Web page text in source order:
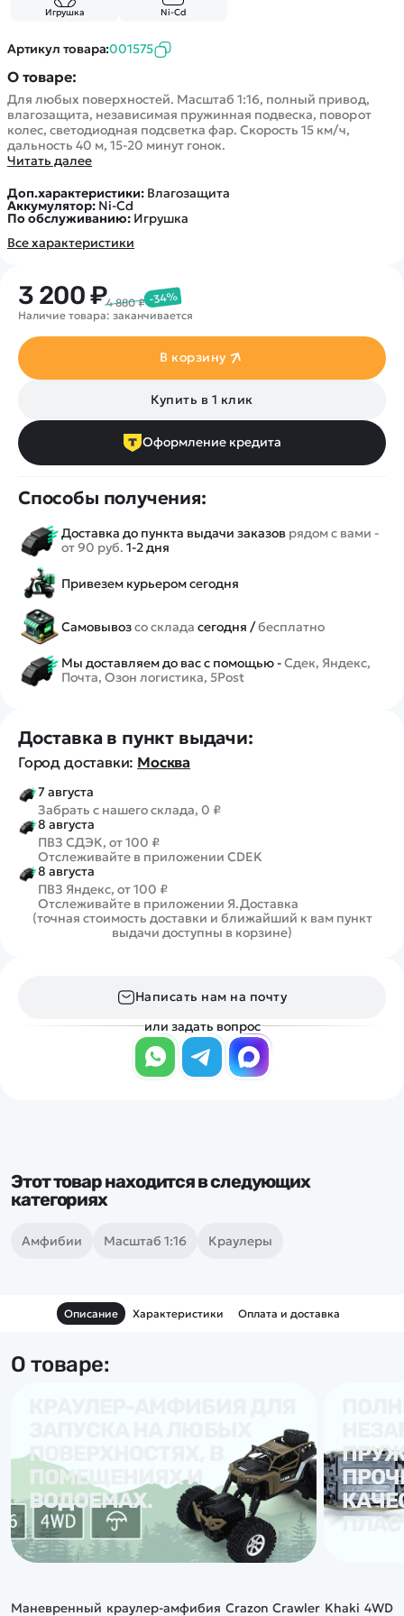
Игрушка Ni-Cd
Артикул товара:001575
О товаре:
Для любых поверхностей. Масштаб 1:16, полный привод,
влагозащита, независимая пружинная подвеска, поворот
колес, светодиодная подсветка фар. Скорость 15 км/ч,
дальность 40 м, 15-20 минут гонок.
Читать далее
Доп.характеристики: Влагозащита
Аккумулятор: Ni-Cd
По обслуживанию: Игрушка
Все характеристики
3 200 ₽4 880 ₽ -34%
Наличие товара: заканчивается
В корзину
Купить в 1 клик
Оформление кредита
Способы получения:
Доставка до пункта выдачи заказов рядом с вами -
от 90 руб. 1-2 дня
Привезем курьером сегодня
Самовывозсо склада сегодня /бесплатно
Мы доставляем до вас с помощью -Сдек, Яндекс,
Почта, Озон логистика, 5Post
Доставка в пункт выдачи:
Город доставки: Москва
7 августа
Забрать с нашего склада, 0 ₽
8 августа
ПВЗ СДЭК, от 100 ₽
Отслеживайте в приложении CDEK
8 августа
ПВЗ Яндекс, от 100 ₽
Отслеживайте в приложении Я.Доставка
(точная стоимость доставки и ближайший к вам пункт
выдачи доступны в корзине)
Написать нам на почту
или задать вопрос
Этот товар находится в следующих
категориях
Амфибии Масштаб 1:16 Краулеры
Описание Характеристики Оплата и доставка
О товаре:
ПОВЕРХНОСТЯХ, В
ПОМЕЩЕНИЯХ И
ВОДОЕМАХ.
Маневренный краулер-амфибия Crazon Crawler Khaki 4WD
Вертолеты
Роботы
Самолеты
Сборные модели
Детские электромобили
Спецтехника
Конструкторы
Запчасти для моделей
Блог
Обзор квадрокоптеров
Аренда Квадрокоптеров
Покупка в кредит
Контакты
Помощь
Отследить заказ
Оплата на сайте